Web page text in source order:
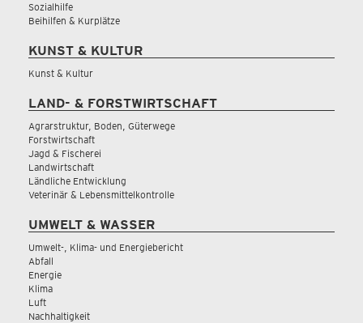
Sozialhilfe
Beihilfen & Kurplätze
KUNST & KULTUR
Kunst & Kultur
LAND- & FORSTWIRTSCHAFT
Agrarstruktur, Boden, Güterwege
Forstwirtschaft
Jagd & Fischerei
Landwirtschaft
Ländliche Entwicklung
Veterinär & Lebensmittelkontrolle
UMWELT & WASSER
Umwelt-, Klima- und Energiebericht
Abfall
Energie
Klima
Luft
Nachhaltigkeit